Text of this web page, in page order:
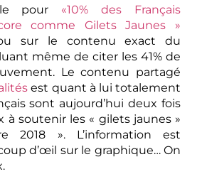
pour «10% des Français
comme Gilets Jaunes »
sur le contenu exact du
même de citer les 41% de
Le contenu partagé
est quant à lui totalement
sont aujourd’hui deux fois
à soutenir les « gilets jaunes »
2018 ». L’information est
d’œil sur le graphique… On